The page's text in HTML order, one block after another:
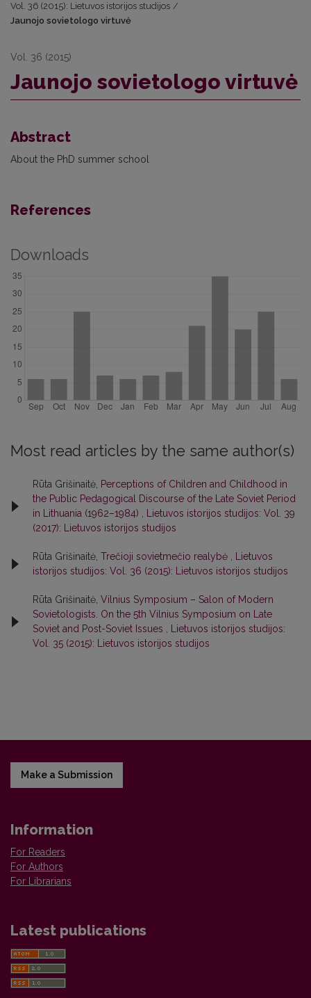
Vol. 36 (2015): Lietuvos istorijos studijos /
Jaunojo sovietologo virtuvė
Vol. 36 (2015)
Jaunojo sovietologo virtuvė
Abstract
About the PhD summer school
References
Downloads
Most read articles by the same author(s)
Rūta Grišinaitė, Perceptions of Children and Childhood in
the Public Pedagogical Discourse of the Late Soviet Period
in Lithuania (1962–1984)
Lietuvos istorijos studijos: Vol. 39
(2017): Lietuvos istorijos studijos
Rūta Grišinaitė, Trečioji sovietmečio realybė
Lietuvos
istorijos studijos: Vol. 36 (2015): Lietuvos istorijos studijos
Rūta Grišinaitė, Vilnius Symposium – Salon of Modern
Sovietologists. On the 5th Vilnius Symposium on Late
Soviet and Post-Soviet Issues
Lietuvos istorijos studijos:
Vol. 35 (2015): Lietuvos istorijos studijos
Make a Submission
Information
For Readers
For Authors
For Librarians
Latest publications